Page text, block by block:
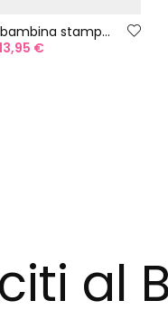
Maglietta bambina stampata
€
al